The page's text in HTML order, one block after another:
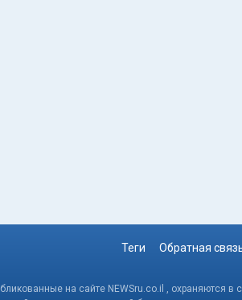
Теги Обратная
на сайте NEWSru.co.il , охраняются в